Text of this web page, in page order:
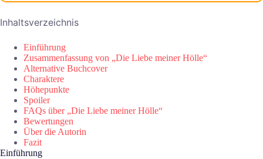
Inhaltsverzeichnis
Einführung
Zusammenfassung von „Die Liebe meiner Hölle“
Alternative Buchcover
Charaktere
Höhepunkte
Spoiler
FAQs über „Die Liebe meiner Hölle“
Bewertungen
Über die Autorin
Fazit
Einführung